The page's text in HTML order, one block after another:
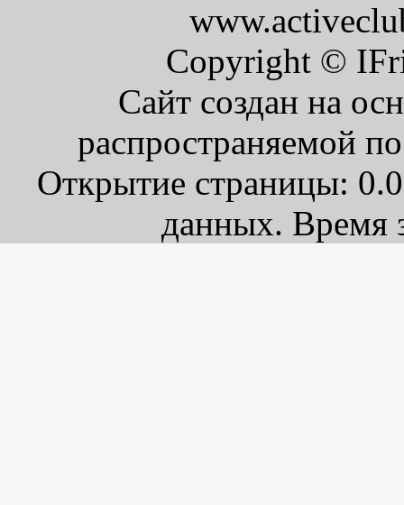
Copyright ©
Сайт создан на
распространяемой
Открытие страницы:
данных. Время